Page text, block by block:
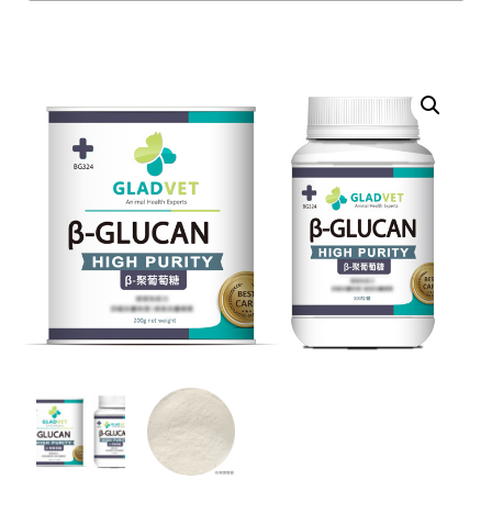
擇,GLADVET是
獸醫院專屬專業